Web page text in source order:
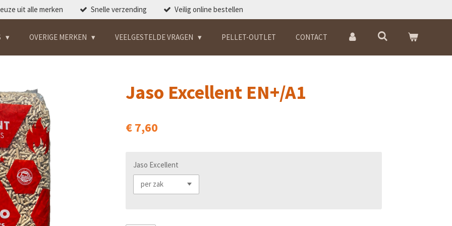
uit alle merken Snelle verzending Veilig online bestellen
OVERIGE MERKEN VEELGESTELDE VRAGEN PELLET-OUTLET CONTACT
Jaso Excellent EN+/A1
€ 7,60
Jaso Excellent